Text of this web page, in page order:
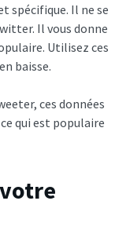
spécifique. Il ne se
Il vous donne
Utilisez ces
baisse.
ces données
qui est populaire